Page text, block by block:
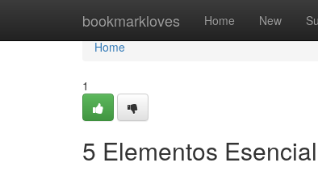
bookmarkloves Home New
Home
Home
1
5 Elementos